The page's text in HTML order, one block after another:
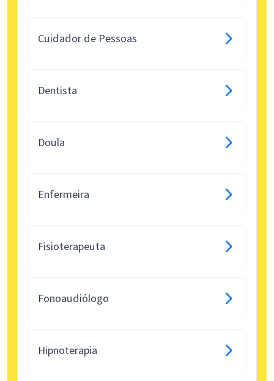
Cuidador de Pessoas
Dentista
Doula
Enfermeira
Fisioterapeuta
Fonoaudiólogo
Hipnoterapia